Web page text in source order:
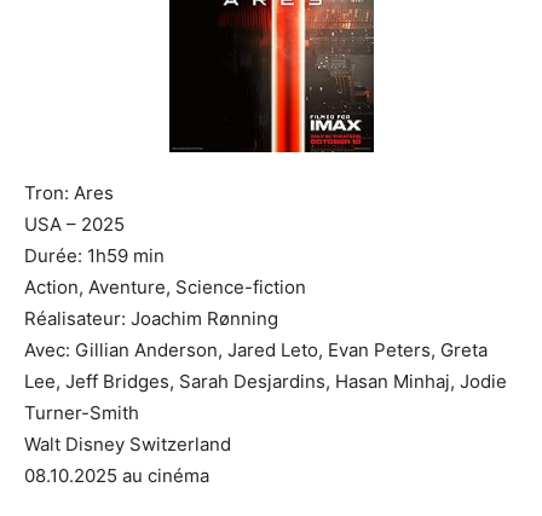
Tron: Ares
USA – 2025
Durée: 1h59 min
Action, Aventure, Science-fiction
Réalisateur: Joachim Rønning
Avec: Gillian Anderson, Jared Leto, Evan Peters, Greta
Lee, Jeff Bridges, Sarah Desjardins, Hasan Minhaj, Jodie
Turner-Smith
Walt Disney Switzerland
08.10.2025 au cinéma